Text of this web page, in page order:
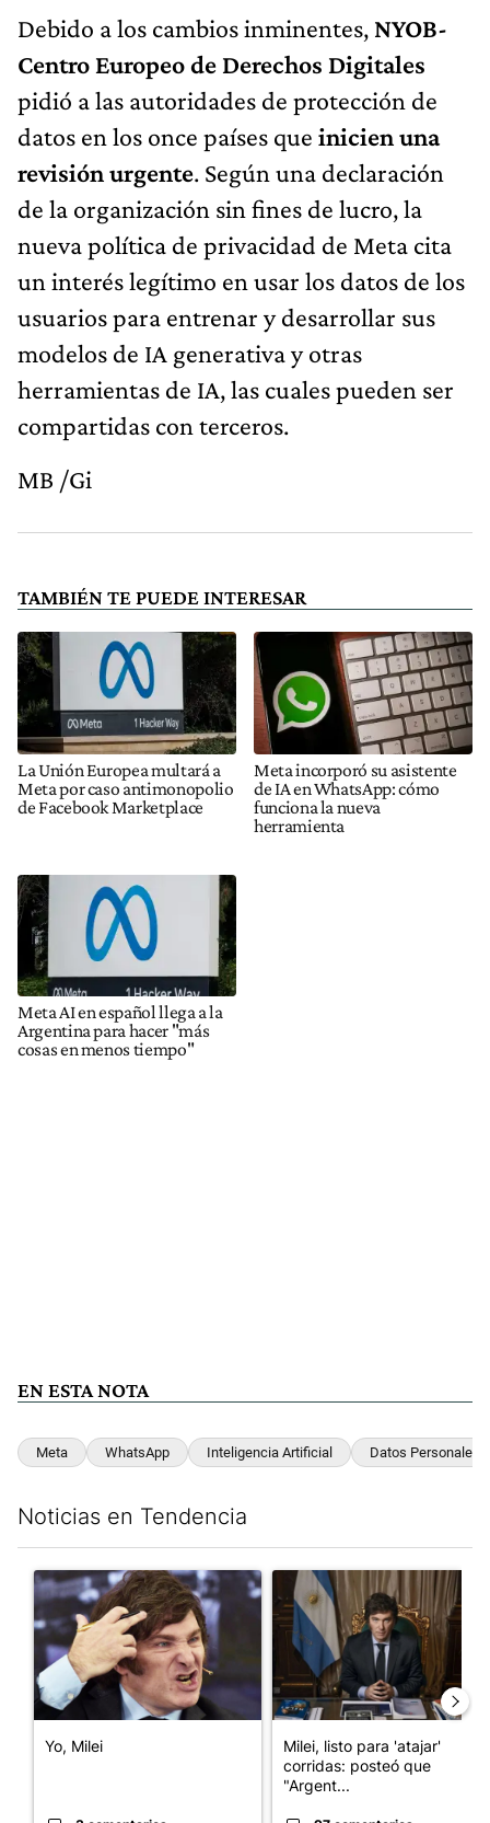
Debido a los cambios inminentes, NYOB-
Centro Europeo de Derechos Digitales
pidió a las autoridades de protección de
datos en los once países que inicien una
revisión urgente. Según una declaración
de la organización sin fines de lucro, la
nueva política de privacidad de Meta cita
un interés legítimo en usar los datos de los
usuarios para entrenar y desarrollar sus
modelos de IA generativa y otras
herramientas de IA, las cuales pueden ser
compartidas con terceros.
MB /Gi
TAMBIÉN TE PUEDE INTERESAR
La Unión Europea multará a
Meta por caso antimonopolio
de Facebook Marketplace
Meta incorporó su asistente
de IA en WhatsApp: cómo
funciona la nueva
herramienta
Meta AI en español llega a la
Argentina para hacer "más
cosas en menos tiempo"
EN ESTA NOTA
Meta WhatsApp Inteligencia Artificial Datos Personales
Noticias en Tendencia
Un artículo de tendencia con el título "Yo, Milei" con 3
Yo, Milei
Un artículo de tendencia
Milei, listo para 'atajar'
corridas: posteó que
"Argent...